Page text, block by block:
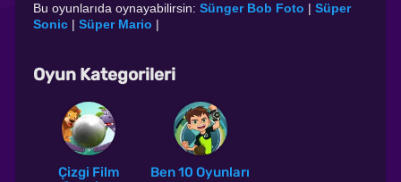
Bu oyunlarıda oynayabilirsin: Sünger Bob Foto | Süper
Sonic | Süper Mario |
Oyun Kategorileri
Çizgi Film
Ben 10 Oyunları